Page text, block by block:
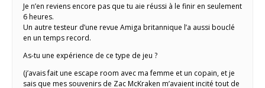
Je n’en reviens encore pas que tu aie réussi à le finir en seulement
6 heures.
Un autre testeur d’une revue Amiga britannique l’a aussi bouclé
en un temps record.
As-tu une expérience de ce type de jeu ?
(j’avais fait une escape room avec ma femme et un copain, et je
sais que mes souvenirs de Zac McKraken m’avaient incité tout de